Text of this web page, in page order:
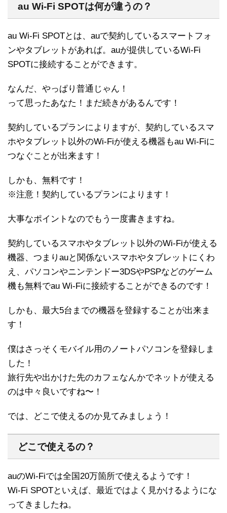
au Wi-Fi SPOTは何が違うの？
au Wi-Fi SPOTとは、auで契約しているスマートフォ
ンやタブレットがあれば。auが提供しているWi-Fi
SPOTに接続することができます。
なんだ、やっぱり普通じゃん！
って思ったあなた！まだ続きがあるんです！
契約しているプランによりますが、契約しているスマ
ホやタブレット以外のWi-Fiが使える機器もau Wi-Fiに
つなぐことが出来ます！
しかも、無料です！
※注意！契約しているプランによります！
大事なポイントなのでもう一度書きますね。
契約しているスマホやタブレット以外のWi-Fiが使える
機器、つまりauと関係ないスマホやタブレットにくわ
え、パソコンやニンテンドー3DSやPSPなどのゲーム
機も無料でau Wi-Fiに接続することができるのです！
しかも、最大5台までの機器を登録することが出来ま
す！
僕はさっそくモバイル用のノートパソコンを登録しま
した！
旅行先や出かけた先のカフェなんかでネットが使える
のは中々良いですね〜！
では、どこで使えるのか見てみましょう！
どこで使えるの？
auのWi-Fiでは全国20万箇所で使えるようです！
Wi-Fi SPOTといえば、最近ではよく見かけるようにな
ってきましたね。